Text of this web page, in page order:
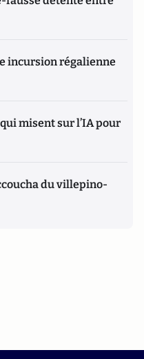
incursion régalienne
misent sur l’IA pour
du villepino-